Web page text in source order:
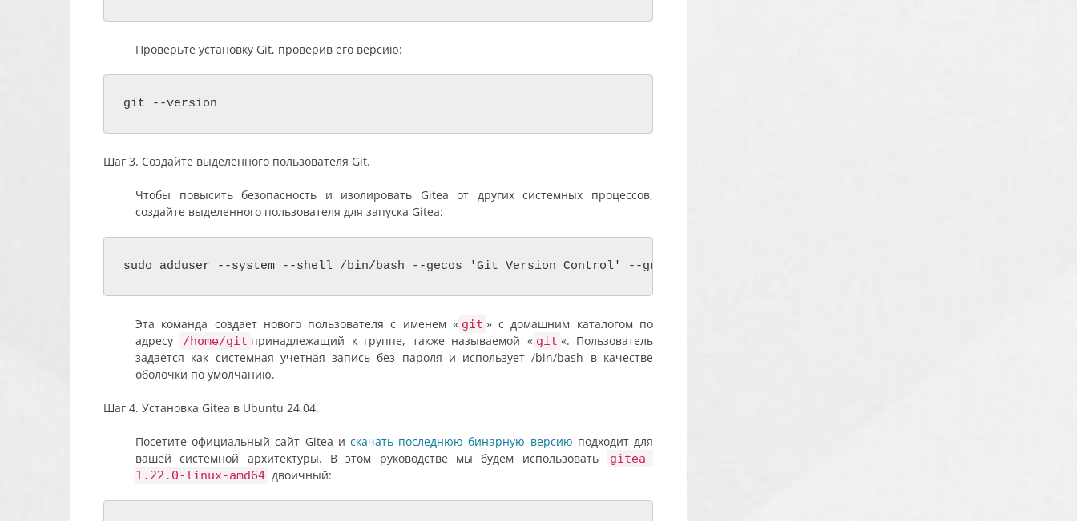
Проверьте установку Git, проверив его версию:
git --version
Шаг 3. Создайте выделенного пользователя Git.
Чтобы повысить безопасность и изолировать Gitea от других системных процессов,
создайте выделенного пользователя для запуска Gitea:
sudo adduser --system --shell /bin/bash --gecos 'Git Version Control' --group --disabled-password --home /home/git git
Эта команда создает нового пользователя с именем « git » с домашним каталогом по
адресу
/home/git принадлежащий к группе, также называемой « git «. Пользователь
задается как системная учетная запись без пароля и использует /bin/bash в качестве
оболочки по умолчанию.
Шаг 4. Установка Gitea в Ubuntu 24.04.
Посетите официальный сайт Gitea и скачать последнюю бинарную версию подходит для
вашей системной архитектуры. В этом руководстве мы будем использовать
gitea-
1.22.0-linux-amd64 двоичный: